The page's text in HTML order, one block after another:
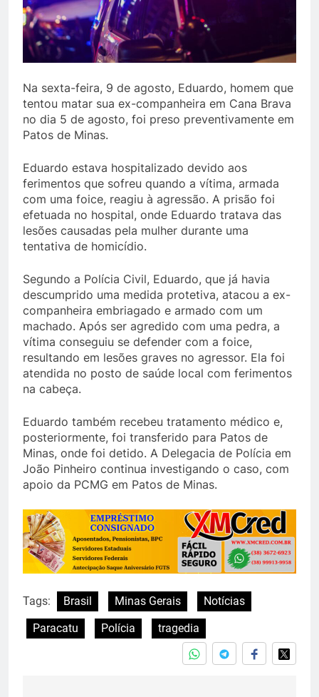
Na sexta-feira, 9 de agosto, Eduardo, homem que
tentou matar sua ex-companheira em Cana Brava
no dia 5 de agosto, foi preso preventivamente em
Patos de Minas.
Eduardo estava hospitalizado devido aos
ferimentos que sofreu quando a vítima, armada
com uma foice, reagiu à agressão. A prisão foi
efetuada no hospital, onde Eduardo tratava das
lesões causadas pela mulher durante uma
tentativa de homicídio.
Segundo a Polícia Civil, Eduardo, que já havia
descumprido uma medida protetiva, atacou a ex-
companheira embriagado e armado com um
machado. Após ser agredido com uma pedra, a
vítima conseguiu se defender com a foice,
resultando em lesões graves no agressor. Ela foi
atendida no posto de saúde local com ferimentos
na cabeça.
Eduardo também recebeu tratamento médico e,
posteriormente, foi transferido para Patos de
Minas, onde foi detido. A Delegacia de Polícia em
João Pinheiro continua investigando o caso, com
apoio da PCMG em Patos de Minas.
Tags: Brasil Minas Gerais
Notícias
Paracatu
Polícia tragedia